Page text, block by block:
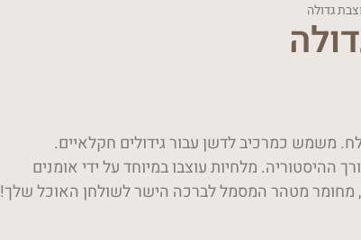
גדולה
משמש כמרכיב לדשן עבור גידולים חקלאיים.
ההיסטוריה. מלחיות עוצבו במיוחד על ידי אומנים
מחומר מטהר המסמל לברכה הישר לשולחן האוכל שלך!